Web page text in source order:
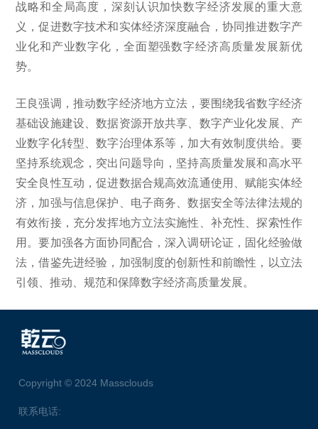
战略和全局高度，深刻认识加快数字经济发展的重大意
义，促进数字技术和实体经济深度融合，协同推进数字产
业化和产业数字化，全面塑强数字经济高质量发展新优
势。
王良强调，推动数字经济地方立法，要围绕我省数字经济
基础设施建设、数据资源开放共享、数字产业化发展、产
业数字化转型、数字治理体系等，加大有效制度供给。要
坚持系统观念，突出问题导向，坚持高质量发展和高水平
安全良性互动，促进数据合规高效流通使用、赋能实体经
济，加强与信息保护、电子商务、数据安全等法律法规的
有效衔接，充分发挥地方立法实施性、补充性、探索性作
用。要加强各方面协同配合，深入调研论证，固化经验做
法，借鉴先进经验，加强制度的创新性和前瞻性，以立法
引领、推动、规范和保障数字经济高质量发展。
Copyright © 2024 Massclouds
联系电话: